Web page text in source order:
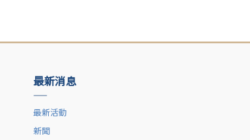
最新消息
——
最新活動
新聞